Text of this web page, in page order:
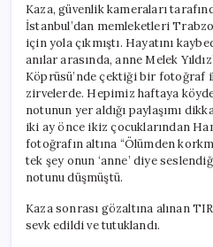
Kaza, güvenlik kameraları
İstanbul’dan memleketleri
için yola çıkmıştı. Hayatını
anılar arasında, anne Melek
Köprüsü’nde çektiği bir fotoğraf
zirvelerde. Hepimiz haftaya
notunun yer aldığı paylaşımı
iki ay önce ikiz çocuklarından
fotoğrafın altına “Ölümden
tek şey onun ‘anne’ diye
notunu düşmüştü.
Kaza sonrası gözaltına alınan
sevk edildi ve tutuklandı.